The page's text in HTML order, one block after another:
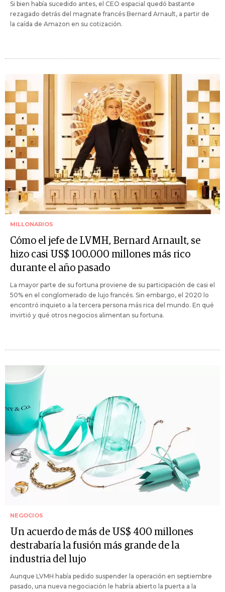
Si bien había sucedido antes, el CEO espacial quedó bastante
rezagado detrás del magnate francés Bernard Arnault, a partir de
la caída de Amazon en su cotización.
MILLONARIOS
Cómo el jefe de LVMH, Bernard Arnault, se
hizo casi US$ 100.000 millones más rico
durante el año pasado
La mayor parte de su fortuna proviene de su participación de casi el
50% en el conglomerado de lujo francés. Sin embargo, el 2020 lo
encontró inquieto a la tercera persona más rica del mundo. En qué
invirtió y qué otros negocios alimentan su fortuna.
NEGOCIOS
Un acuerdo de más de US$ 400 millones
destrabaría la fusión más grande de la
industria del lujo
Aunque LVMH había pedido suspender la operación en septiembre
pasado, una nueva negociación le habría abierto la puerta a la